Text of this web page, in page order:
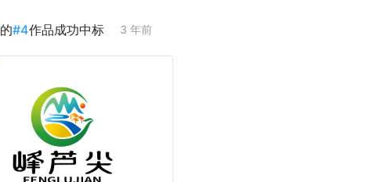
的#4作品成功中标 3 年前